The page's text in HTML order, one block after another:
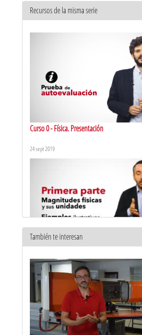
Recursos de la misma serie
Curso 0 - Física. Presentación
24 sept 2019
7 jun 2018
También te interesan